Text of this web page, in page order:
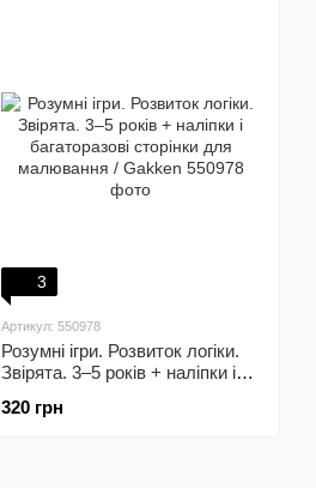
3
Артикул: 550978
Розумні ігри. Розвиток логіки.
Звірята. 3–5 років + наліпки і
малювання / Gakken
320 грн